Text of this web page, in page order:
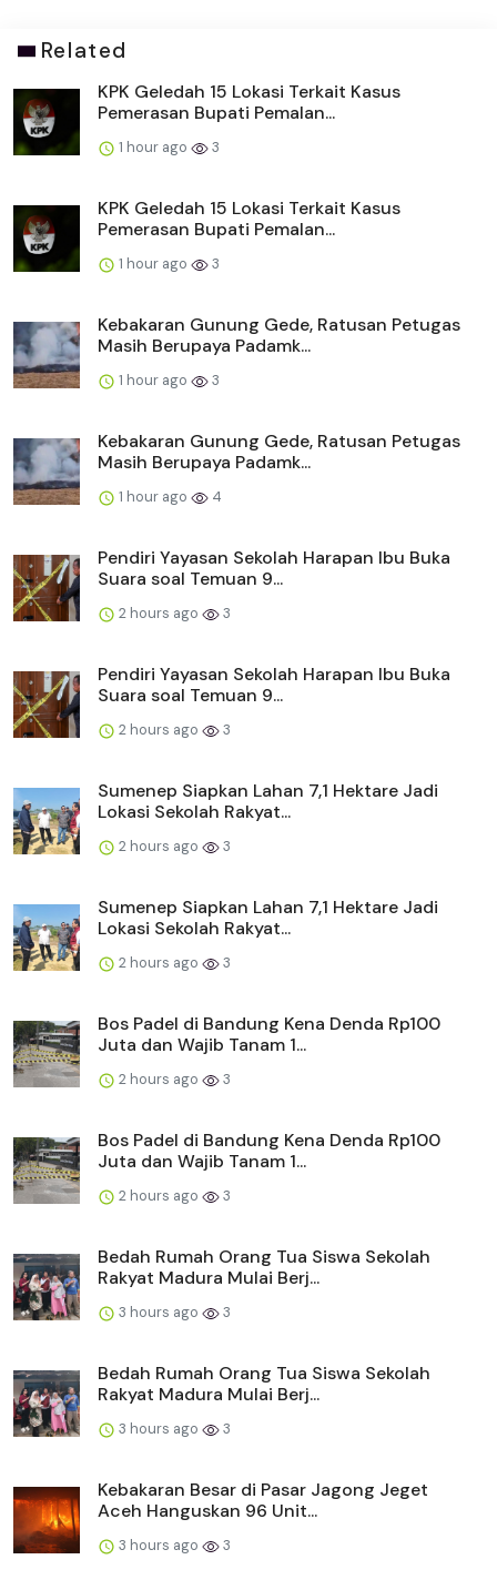
Related
KPK Geledah 15 Lokasi Terkait Kasus
Pemerasan Bupati Pemalan...
1 hour ago 3
KPK Geledah 15 Lokasi Terkait Kasus
Pemerasan Bupati Pemalan...
1 hour ago 3
Kebakaran Gunung Gede, Ratusan Petugas
Masih Berupaya Padamk...
1 hour ago 3
Kebakaran Gunung Gede, Ratusan Petugas
Masih Berupaya Padamk...
1 hour ago 4
Pendiri Yayasan Sekolah Harapan Ibu Buka
Suara soal Temuan 9...
2 hours ago 3
Pendiri Yayasan Sekolah Harapan Ibu Buka
Suara soal Temuan 9...
2 hours ago 3
Sumenep Siapkan Lahan 7,1 Hektare Jadi
Lokasi Sekolah Rakyat...
2 hours ago 3
Sumenep Siapkan Lahan 7,1 Hektare Jadi
Lokasi Sekolah Rakyat...
2 hours ago 3
Bos Padel di Bandung Kena Denda Rp100
Juta dan Wajib Tanam 1...
2 hours ago 3
Bos Padel di Bandung Kena Denda Rp100
Juta dan Wajib Tanam 1...
2 hours ago 3
Bedah Rumah Orang Tua Siswa Sekolah
Rakyat Madura Mulai Berj...
3 hours ago 3
Bedah Rumah Orang Tua Siswa Sekolah
Rakyat Madura Mulai Berj...
3 hours ago 3
Kebakaran Besar di Pasar Jagong Jeget
Aceh Hanguskan 96 Unit...
3 hours ago 3